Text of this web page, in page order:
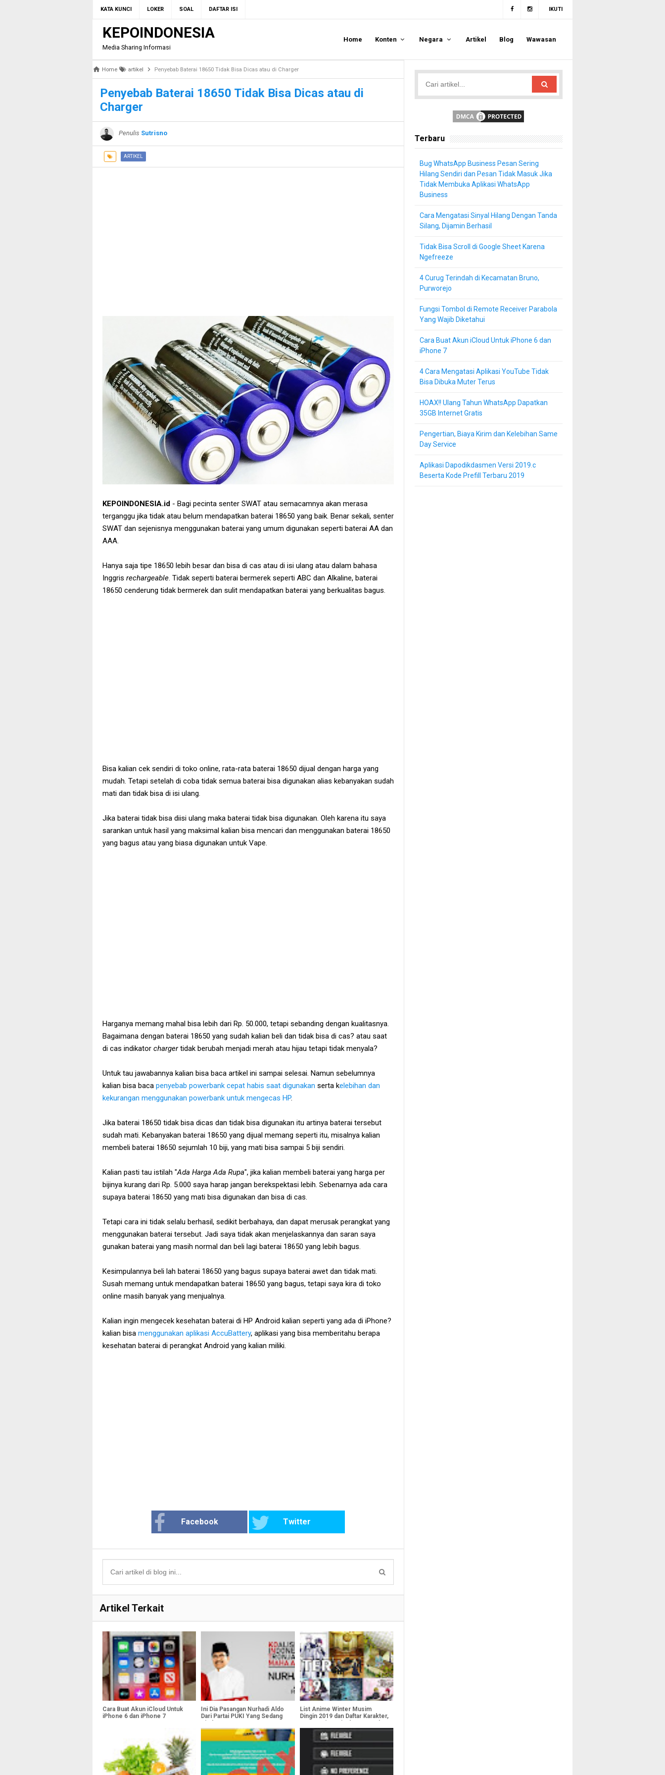
KATA KUNCI LOKER SOAL DAFTAR ISI IKUTI
KEPOINDONESIA
Media Sharing Informasi
Home Konten Negara Artikel Blog Wawasan
Home artikel Penyebab Baterai 18650 Tidak Bisa Dicas atau di Charger
Penyebab Baterai 18650 Tidak Bisa Dicas atau di
Charger
Penulis Sutrisno
ARTIKEL
KEPOINDONESIA.id - Bagi pecinta senter SWAT atau semacamnya akan merasa
terganggu jika tidak atau belum mendapatkan baterai 18650 yang baik. Benar sekali, senter
SWAT dan sejenisnya menggunakan baterai yang umum digunakan seperti baterai AA dan
AAA.
Hanya saja tipe 18650 lebih besar dan bisa di cas atau di isi ulang atau dalam bahasa
Inggris rechargeable. Tidak seperti baterai bermerek seperti ABC dan Alkaline, baterai
18650 cenderung tidak bermerek dan sulit mendapatkan baterai yang berkualitas bagus.
Bisa kalian cek sendiri di toko online, rata-rata baterai 18650 dijual dengan harga yang
mudah. Tetapi setelah di coba tidak semua baterai bisa digunakan alias kebanyakan sudah
mati dan tidak bisa di isi ulang.
Jika baterai tidak bisa diisi ulang maka baterai tidak bisa digunakan. Oleh karena itu saya
sarankan untuk hasil yang maksimal kalian bisa mencari dan menggunakan baterai 18650
yang bagus atau yang biasa digunakan untuk Vape.
Harganya memang mahal bisa lebih dari Rp. 50.000, tetapi sebanding dengan kualitasnya.
Bagaimana dengan baterai 18650 yang sudah kalian beli dan tidak bisa di cas? atau saat
di cas indikator chargertidak berubah menjadi merah atau hijau tetapi tidak menyala?
Untuk tau jawabannya kalian bisa baca artikel ini sampai selesai. Namun sebelumnya
kalian bisa baca penyebab powerbank cepat habis saat digunakan serta kelebihan dan
kekurangan menggunakan powerbank untuk mengecas HP.
Jika baterai 18650 tidak bisa dicas dan tidak bisa digunakan itu artinya baterai tersebut
sudah mati. Kebanyakan baterai 18650 yang dijual memang seperti itu, misalnya kalian
membeli baterai 18650 sejumlah 10 biji, yang mati bisa sampai 5 biji sendiri.
Kalian pasti tau istilah "Ada Harga Ada Rupa", jika kalian membeli baterai yang harga per
bijinya kurang dari Rp. 5.000 saya harap jangan berekspektasi lebih. Sebenarnya ada cara
supaya baterai 18650 yang mati bisa digunakan dan bisa di cas.
Tetapi cara ini tidak selalu berhasil, sedikit berbahaya, dan dapat merusak perangkat yang
menggunakan baterai tersebut. Jadi saya tidak akan menjelaskannya dan saran saya
gunakan baterai yang masih normal dan beli lagi baterai 18650 yang lebih bagus.
Kesimpulannya beli lah baterai 18650 yang bagus supaya baterai awet dan tidak mati.
Susah memang untuk mendapatkan baterai 18650 yang bagus, tetapi saya kira di toko
online masih banyak yang menjualnya.
Kalian ingin mengecek kesehatan baterai di HP Android kalian seperti yang ada di iPhone?
kalian bisa menggunakan aplikasi AccuBattery, aplikasi yang bisa memberitahu berapa
kesehatan baterai di perangkat Android yang kalian miliki.
Facebook Twitter
Artikel Terkait
Cara Buat Akun iCloud Untuk
iPhone 6 dan iPhone 7
Ini Dia Pasangan Nurhadi Aldo
Dari Partai PUKI Yang Sedang
Viral
List Anime Winter Musim
Dingin 2019 dan Daftar Karakter,
Genre, Sinopsis dan Tanggal
Rilis [Bagian 1]
Terbaru
Bug WhatsApp Business Pesan Sering
Hilang Sendiri dan Pesan Tidak Masuk Jika
Tidak Membuka Aplikasi WhatsApp
Business
Cara Mengatasi Sinyal Hilang Dengan Tanda
Silang, Dijamin Berhasil
Tidak Bisa Scroll di Google Sheet Karena
Ngefreeze
4 Curug Terindah di Kecamatan Bruno,
Purworejo
Fungsi Tombol di Remote Receiver Parabola
Yang Wajib Diketahui
Cara Buat Akun iCloud Untuk iPhone 6 dan
iPhone 7
4 Cara Mengatasi Aplikasi YouTube Tidak
Bisa Dibuka Muter Terus
HOAX!! Ulang Tahun WhatsApp Dapatkan
35GB Internet Gratis
Pengertian, Biaya Kirim dan Kelebihan Same
Day Service
Aplikasi Dapodikdasmen Versi 2019.c
Beserta Kode Prefill Terbaru 2019